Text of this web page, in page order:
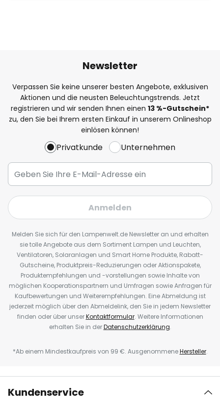
Newsletter
Verpassen Sie keine unserer besten Angebote, exklusiven
Aktionen und die neusten Beleuchtungstrends. Jetzt
registrieren und wir senden Ihnen einen 13 %-Gutschein*
zu, den Sie bei Ihrem ersten Einkauf in unserem Onlineshop
einlösen können!
Privatkunde Unternehmen
Anmelden
Melden Sie sich für den Lampenwelt.de Newsletter an und erhalten
sie tolle Angebote aus dem Sortiment Lampen und Leuchten,
Ventilatoren, Solaranlagen und Smart Home Produkte, Rabatt-
Gutscheine, Produktpreis-Reduzierungen oder Aktionspakete,
Produktempfehlungen und -vorstellungen sowie Inhalte von
möglichen Kooperationspartnern und Umfragen sowie Anfragen für
Kaufbewertungen und Weiterempfehlungen. Eine Abmeldung ist
jederzeit möglich über den Abmeldelink, den Sie in jedem Newsletter
finden oder über unserKontaktformular. Weitere Informationen
erhalten Sie in derDatenschutzerklärung.
*Ab einem Mindestkaufpreis von 99 €. AusgenommeneHersteller.
Kundenservice